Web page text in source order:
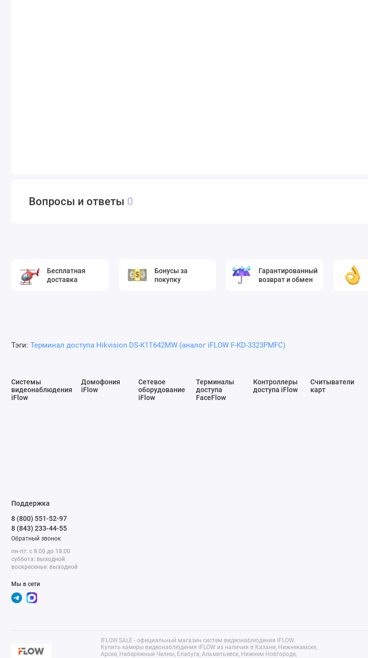
Вопросы и ответы 0
Бесплатная
доставка
Бонусы за
покупку
Гарантированный
возврат и обмен
Тэги: Терминал доступа Hikvision DS-K1T642MW (аналог iFLOW F-KD-3323PMFC)
Системы
видеонаблюдения
iFlow
Домофония
iFlow
Сетевое
оборудование
iFlow
Терминалы
доступа
FaceFlow
Контроллеры
доступа iFlow
Считыватели
карт
Поддержка
8 (800) 551-52-97
8 (843) 233-44-55
Обратный звонок
пн-пт: с 8.00 до 18.00
суббота: выходной
воскресенье: выходной
Мы в сети
IFLOW.SALE - официальный магазин систем видеонаблюдения iFLOW.
Купить камеры видеонаблюдения iFLOW из наличия в Казани, Нижнекамске,
Арске, Набережные Челны, Елабуга, Альметьевск, Нижнем Новгороде,